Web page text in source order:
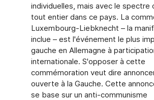
individuelles, mais avec le spectre
tout entier dans ce pays. La
Luxembourg-Liebknecht – la
inclue – est l'événement le plus
gauche en Allemagne à
internationale. S'opposer à cette
commémoration veut dire
ouverte à la Gauche. Cette
se base sur un anti-communisme